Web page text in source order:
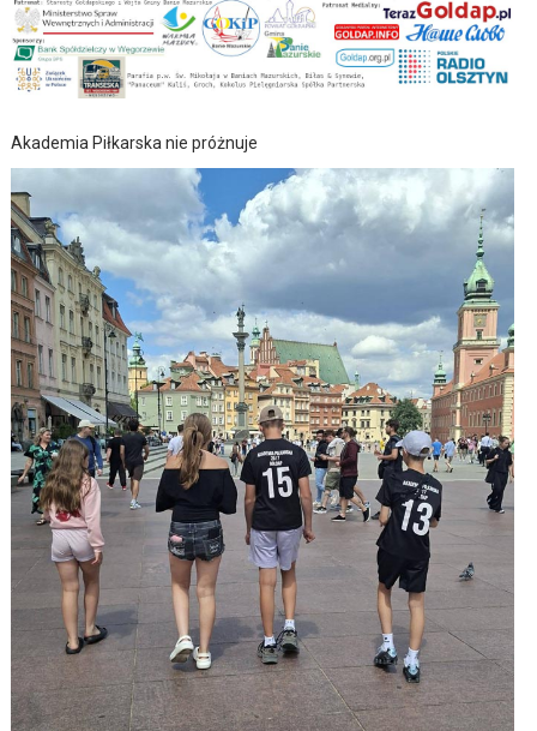
Akademia Piłkarska nie próżnuje